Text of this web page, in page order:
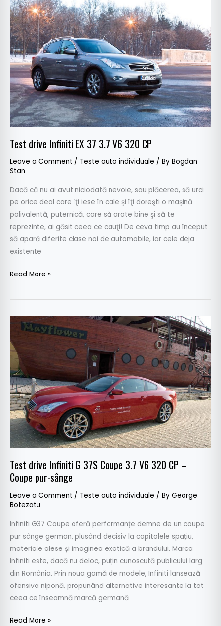
Test drive Infiniti EX 37 3.7 V6 320 CP
Leave a Comment / Teste auto individuale / By Bogdan
Stan
Dacă că nu ai avut niciodată nevoie, sau plăcerea, să urci
pe orice deal care îţi iese în cale şi îţi doreşti o maşină
polivalentă, puternică, care să arate bine şi să te
reprezinte, ai găsit ceea ce cauţi! De ceva timp au început
să apară diferite clase noi de automobile, iar cele deja
existente
drive
Infiniti
EX
37
3.7
V6
320
CP
Read More »
Test drive Infiniti G 37S Coupe 3.7 V6 320 CP –
Coupe pur-sânge
Leave a Comment / Teste auto individuale / By George
Botezatu
Infiniti G37 Coupe oferă performanțe demne de un coupe
pur sânge german, plusând decisiv la capitolele spațiu,
materiale alese și imaginea exotică a brandului. Marca
Infiniti este, dacă nu deloc, puțin cunoscută publicului larg
din România. Prin noua gamă de modele, Infiniti lansează
ofensiva niponă, propunând alternative interesante la tot
ceea ce înseamnă marcă germană
Test
drive
Infiniti
G
37S
Coupe
3.7
V6
320
CP
–
pur-
sânge
Read More »